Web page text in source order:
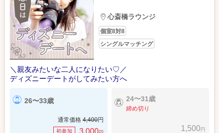
心斎橋ラウンジ
個室8対8
シングルマッチング
＼親友みたいな二人になりたい♡／
ディズニーデートがしてみたい方へ
26〜33歳
通常価格 4,400円
初参加 3,000
24〜31歳
締め切り
1,500円